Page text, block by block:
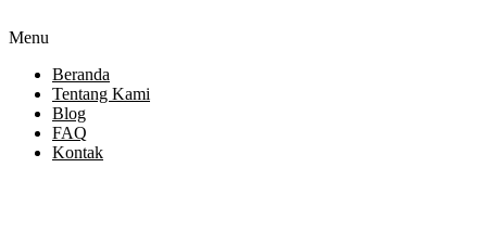
Menu
Beranda
Tentang Kami
Blog
FAQ
Kontak